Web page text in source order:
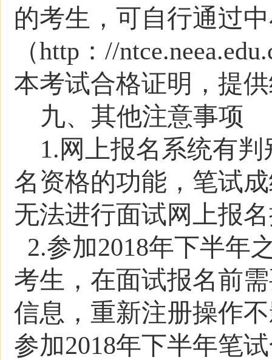
的考生，可自行通过
（http：//
本考试合格证明，提
九、其他注意事项
1.网上报名系统有
名资格的功能，笔试
无法进行面试网上报
2.参加2018年下半年
考生，在面试报名前
信息，重新注册操作
参加2018年下半年笔